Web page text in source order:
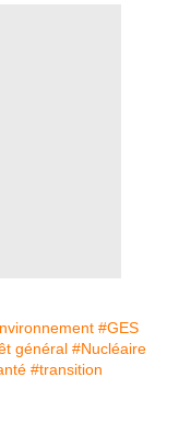
#GES
général #Nucléaire
#transition